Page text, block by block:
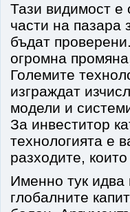
Тази видимост е
части на пазара
бъдат
огромна
Големите
изграждат
модели и
За инвеститор
технологията е
разходите,
Именно тук идва
глобалните